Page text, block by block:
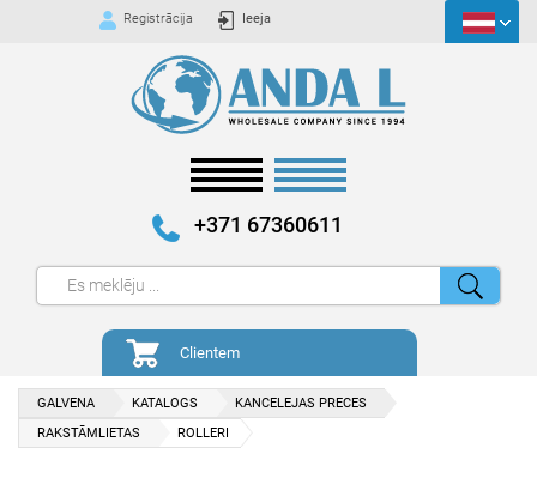
Registrācija Ieeja
+371 67360611
Clientem
GALVENA KATALOGS
KANCELEJAS PRECES
RAKSTĀMLIETAS
ROLLERI